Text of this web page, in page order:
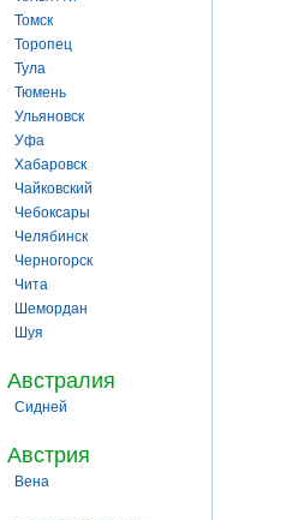
Томск
Торопец
Тула
Тюмень
Ульяновск
Уфа
Хабаровск
Чайковский
Чебоксары
Челябинск
Черногорск
Чита
Шемордан
Шуя
Австралия
Сидней
Австрия
Вена